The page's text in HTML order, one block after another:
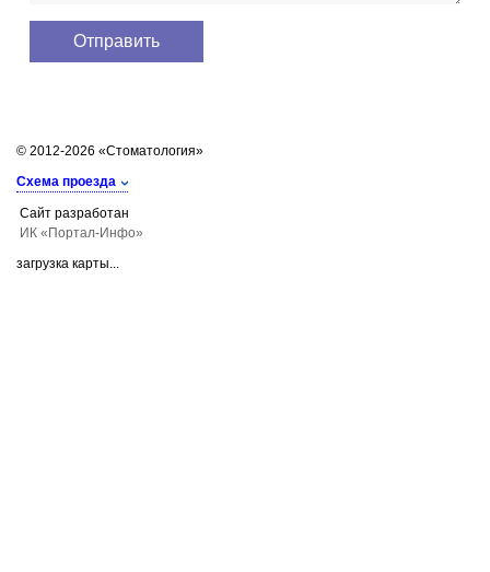
© 2012-2026 «Стоматология»
Схема проезда
Сайт разработан
ИК «Портал-Инфо»
загрузка карты...